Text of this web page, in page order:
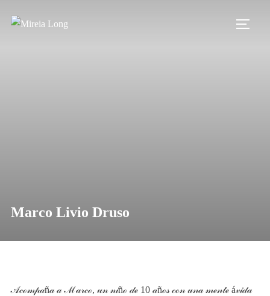
Marco Livio Druso
𝒜𝒸ℴ𝓂𝓅𝒶ñ𝒶 𝒶 ℳ𝒶𝓇𝒸ℴ, 𝓊𝓃 𝓃𝒾ñℴ 𝒹ℯ 10 𝒶ñℴ𝓈 𝒸ℴ𝓃 𝓊𝓃𝒶 𝓂ℯ𝓃𝓉ℯ á𝓋𝒾𝒹𝒶